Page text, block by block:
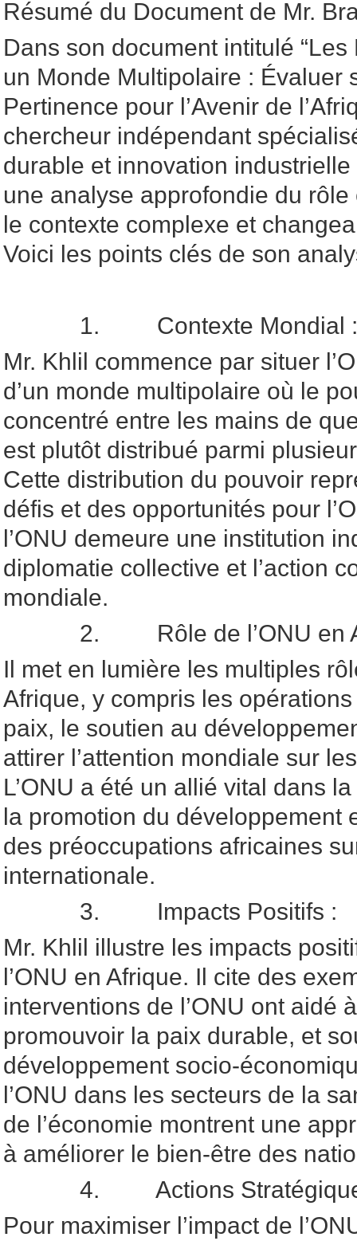
Résumé du Document de Mr.
Dans son document intitulé
un Monde Multipolaire : Évaluer
Pertinence pour l’Avenir de
chercheur indépendant
durable et innovation
une analyse approfondie du rôle
le contexte complexe et
Voici les points clés de son
1. Contexte Mondial :
Mr. Khlil commence par situer
d’un monde multipolaire où le
concentré entre les mains de
est plutôt distribué parmi
Cette distribution du pouvoir
défis et des opportunités pour
l’ONU demeure une institution
diplomatie collective et l’action
mondiale.
2. Rôle de l’ONU en
Il met en lumière les multiples
Afrique, y compris les
paix, le soutien au
attirer l’attention mondiale sur
L’ONU a été un allié vital dans
la promotion du développement
des préoccupations africaines
internationale.
3. Impacts Positifs :
Mr. Khlil illustre les impacts
l’ONU en Afrique. Il cite des
interventions de l’ONU ont aidé
promouvoir la paix durable, et
développement socio-
l’ONU dans les secteurs de la
de l’économie montrent une
à améliorer le bien-être des
4. Actions Stratégiques
Pour maximiser l’impact de